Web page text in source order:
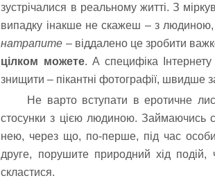
зустрічалися в реальному житті. З
випадку інакше не скажеш – з людиною,
натрапите – віддалено це зробити
цілком можете. А специфіка
знищити – пікантні фотографії, швидше
Не варто вступати в еротичне
стосунки з цією людиною. Займаючись
нею, через що, по-перше, під час
друге, порушите природний хід
скластися.